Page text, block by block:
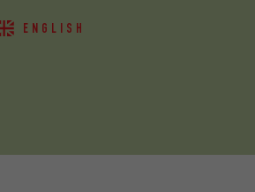
ENGLISH